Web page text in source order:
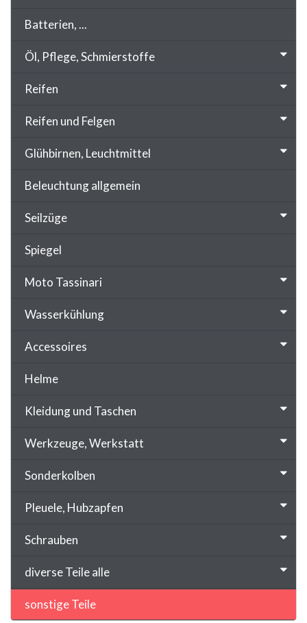
Batterien, ...
Öl, Pflege, Schmierstoffe
Reifen
Reifen und Felgen
Glühbirnen, Leuchtmittel
Beleuchtung allgemein
Seilzüge
Spiegel
Moto Tassinari
Wasserkühlung
Accessoires
Helme
Kleidung und Taschen
Werkzeuge, Werkstatt
Sonderkolben
Pleuele, Hubzapfen
Schrauben
diverse Teile alle
sonstige Teile